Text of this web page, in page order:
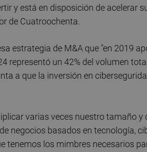
y está en disposición de acelerar
de Cuatroochenta.
estrategia de M&A que "en 2019
representó un 42% del volumen
a que la inversión en
varias veces nuestro tamaño y
negocios basados en tecnología,
tenemos los mimbres necesarios